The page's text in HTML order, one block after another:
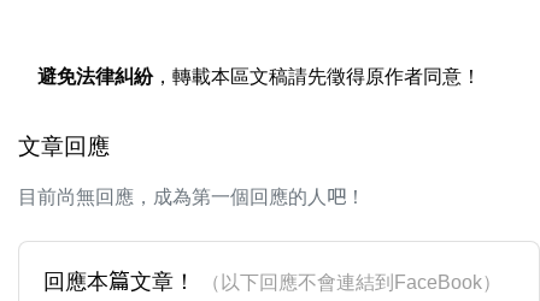
避免法律糾紛，轉載本區文稿請先徵得原作者同意！
文章回應
目前尚無回應，成為第一個回應的人吧！
回應本篇文章！
（以下回應不會連結到FaceBook）